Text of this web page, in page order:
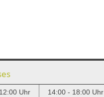
Uhr
14:00 - 18:00 Uhr